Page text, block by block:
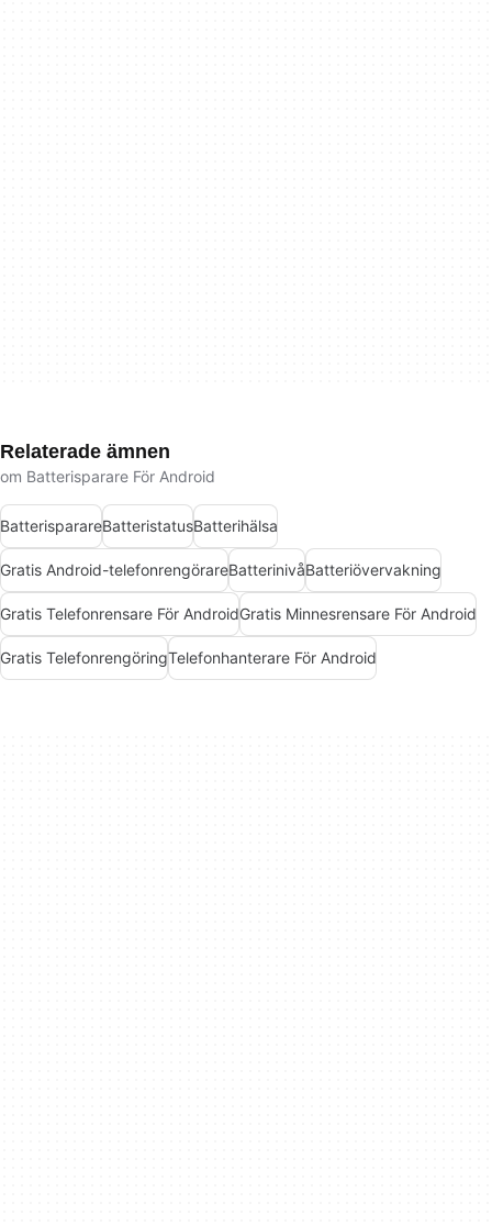
Relaterade ämnen
om Batterisparare För Android
BatterisparareBatteristatusBatterihälsa
Gratis Android-telefonrengörareBatterinivåBatteriövervakning
Gratis Telefonrensare För AndroidGratis Minnesrensare För Android
Gratis TelefonrengöringTelefonhanterare För Android